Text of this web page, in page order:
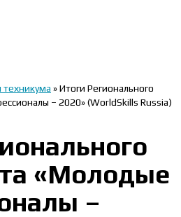
техникума »Итоги Регионального
– 2020» (WorldSkills Russia)
«Молодые
–